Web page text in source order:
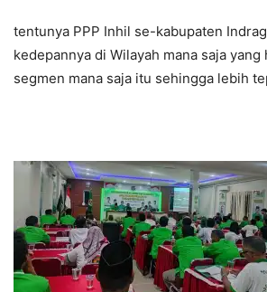
tentunya PPP Inhil se-kabupaten
kedepannya di Wilayah mana saja
segmen mana saja itu sehingga lebih